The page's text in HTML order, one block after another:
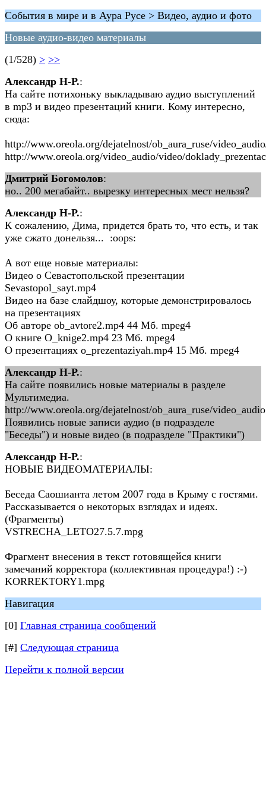
События в мире и в Аура Русе > Видео, аудио и фото
Новые аудио-видео материалы
(1/528) > >>
Александр Н-Р.:
На сайте потихоньку выкладываю аудио выступлений
в mp3 и видео презентаций книги. Кому интересно,
сюда:
http://www.oreola.org/dejatelnost/ob_aura_ruse/
http://www.oreola.org/video_audio/video/
Дмитрий Богомолов:
но.. 200 мегабайт.. вырезку интересных мест нельзя?
Александр Н-Р.:
К сожалению, Дима, придется брать то, что есть, и так
уже сжато донельзя... :oops:
А вот еще новые материалы:
Видео о Севастопольской презентации
Sevastopol_sayt.mp4
Видео на базе слайдшоу, которые демонстрировалось
на презентациях
Об авторе ob_avtore2.mp4 44 Мб. mpeg4
О книге O_knige2.mp4 23 Мб. mpeg4
О презентациях o_prezentaziyah.mp4 15 Мб. mpeg4
Александр Н-Р.:
На сайте появились новые материалы в разделе
Мультимедиа.
http://www.oreola.org/dejatelnost/ob_aura_ruse/
Появились новые записи аудио (в подразделе
"Беседы") и новые видео (в подразделе "Практики")
Александр Н-Р.:
НОВЫЕ ВИДЕОМАТЕРИАЛЫ:
Беседа Саошианта летом 2007 года в Крыму с гостями.
Рассказывается о некоторых взглядах и идеях.
(Фрагменты)
VSTRECHA_LETO27.5.7.mpg
Фрагмент внесения в текст готовящейся книги
замечаний корректора (коллективная процедура!) :-)
KORREKTORY1.mpg
Навигация
[0] Главная страница сообщений
[#] Следующая страница
Перейти к полной версии